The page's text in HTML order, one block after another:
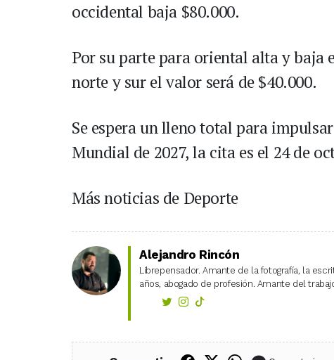
occidental baja $80.000.
Por su parte para oriental alta y baja
norte y sur el valor será de $40.000.
Se espera un lleno total para
Mundial de 2027, la cita es el 24 de
Más noticias de Deporte
Alejandro Rincón
Librepensador. Amante de la fotografía, la
años, abogado de profesión. Amante del